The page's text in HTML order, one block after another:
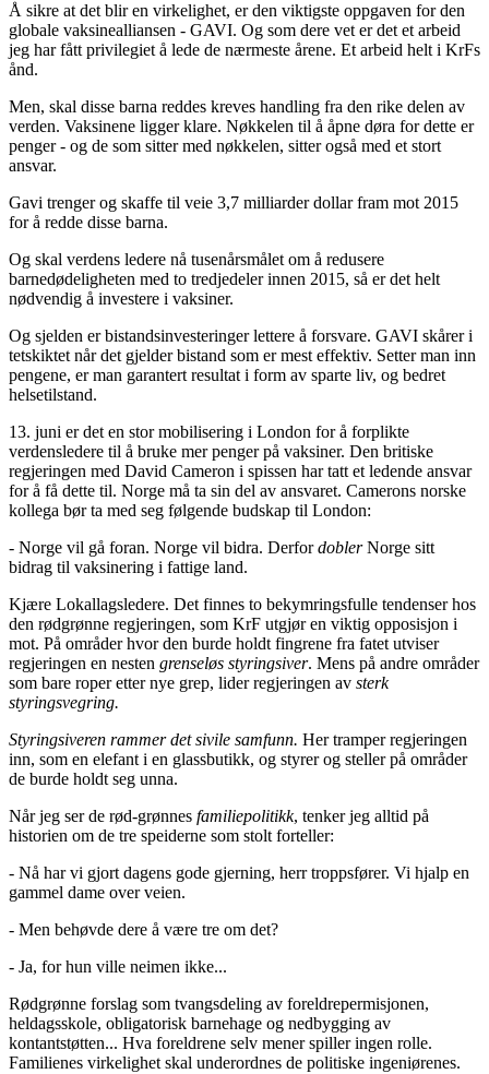
Å sikre at det blir en virkelighet, er den viktigste oppgaven for den
globale vaksinealliansen - GAVI. Og som dere vet er det et arbeid
jeg har fått privilegiet å lede de nærmeste årene. Et arbeid helt i KrFs
ånd.
Men, skal disse barna reddes kreves handling fra den rike delen av
verden. Vaksinene ligger klare. Nøkkelen til å åpne døra for dette er
penger - og de som sitter med nøkkelen, sitter også med et stort
ansvar.
Gavi trenger og skaffe til veie 3,7 milliarder dollar fram mot 2015
for å redde disse barna.
Og skal verdens ledere nå tusenårsmålet om å redusere
barnedødeligheten med to tredjedeler innen 2015, så er det helt
nødvendig å investere i vaksiner.
Og sjelden er bistandsinvesteringer lettere å forsvare. GAVI skårer i
tetskiktet når det gjelder bistand som er mest effektiv. Setter man inn
pengene, er man garantert resultat i form av sparte liv, og bedret
helsetilstand.
13. juni er det en stor mobilisering i London for å forplikte
verdensledere til å bruke mer penger på vaksiner. Den britiske
regjeringen med David Cameron i spissen har tatt et ledende ansvar
for å få dette til. Norge må ta sin del av ansvaret. Camerons norske
kollega bør ta med seg følgende budskap til London:
- Norge vil gå foran. Norge vil bidra. DerfordoblerNorge sitt
bidrag til vaksinering i fattige land.
Kjære Lokallagsledere. Det finnes to bekymringsfulle tendenser hos
den rødgrønne regjeringen, som KrF utgjør en viktig opposisjon i
mot. På områder hvor den burde holdt fingrene fra fatet utviser
regjeringen en nesten grenseløs styringsiver. Mens på andre områder
som bare roper etter nye grep, lider regjeringen av sterk
styringsvegring.
Styringsiveren rammer det sivile samfunn. Her tramper regjeringen
inn, som en elefant i en glassbutikk, og styrer og steller på områder
de burde holdt seg unna.
Når jeg ser de rød-grønnes familiepolitikk, tenker jeg alltid på
historien om de tre speiderne som stolt forteller:
- Nå har vi gjort dagens gode gjerning, herr troppsfører. Vi hjalp en
gammel dame over veien.
- Men behøvde dere å være tre om det?
- Ja, for hun ville neimen ikke...
Rødgrønne forslag som tvangsdeling av foreldrepermisjonen,
heldagsskole, obligatorisk barnehage og nedbygging av
kontantstøtten... Hva foreldrene selv mener spiller ingen rolle.
Familienes virkelighet skal underordnes de politiske ingeniørenes.